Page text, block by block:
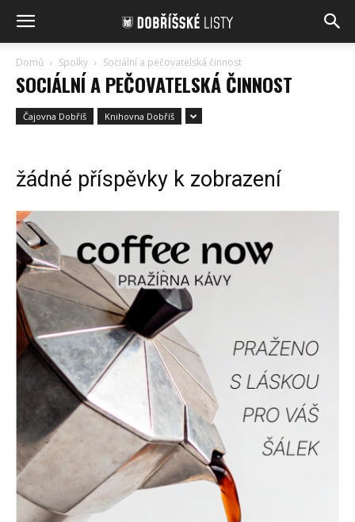
Domů Spolky Sociální a pečovatelská činnost
SOCIÁLNÍ A PEČOVATELSKÁ ČINNOST
Čajovna Dobříš Knihovna Dobříš
žádné příspěvky k zobrazení